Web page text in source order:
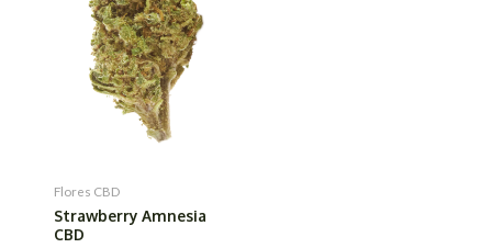
Flores CBD
Strawberry Amnesia
CBD